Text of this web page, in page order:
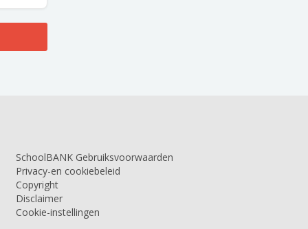
SchoolBANK Gebruiksvoorwaarden
Privacy-en cookiebeleid
Copyright
Disclaimer
Cookie-instellingen